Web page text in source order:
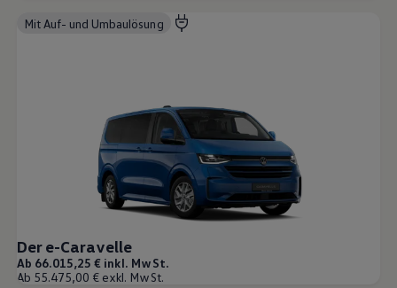
Mit Auf- und Umbaulösung
Der e-Caravelle
Ab 66.015,25 € inkl. MwSt.
Ab 55.475,00 € exkl. MwSt.